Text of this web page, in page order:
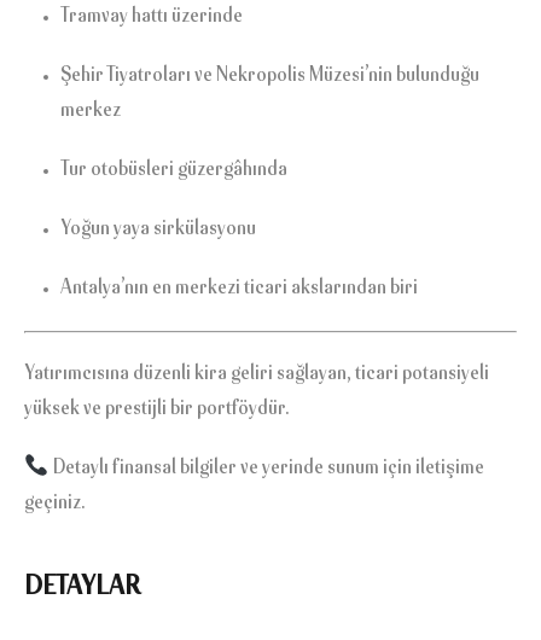
Tramvay hattı üzerinde
Şehir Tiyatroları ve Nekropolis Müzesi’nin bulunduğu
merkez
Tur otobüsleri güzergâhında
Yoğun yaya sirkülasyonu
Antalya’nın en merkezi ticari akslarından biri
Yatırımcısına düzenli kira geliri sağlayan, ticari potansiyeli
yüksek ve prestijli bir portföydür.
Detaylı finansal bilgiler ve yerinde sunum için iletişime
geçiniz.
DETAYLAR